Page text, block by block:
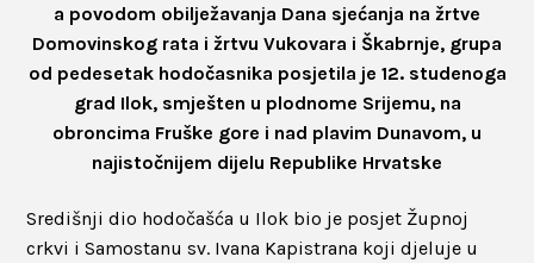
a povodom obilježavanja Dana sjećanja na žrtve
Domovinskog rata i žrtvu Vukovara i Škabrnje, grupa
od pedesetak hodočasnika posjetila je 12. studenoga
grad Ilok, smješten u plodnome Srijemu, na
obroncima Fruške gore i nad plavim Dunavom, u
najistočnijem dijelu Republike Hrvatske
Središnji dio hodočašća u Ilok bio je posjet Župnoj
crkvi i Samostanu sv. Ivana Kapistrana koji djeluje u